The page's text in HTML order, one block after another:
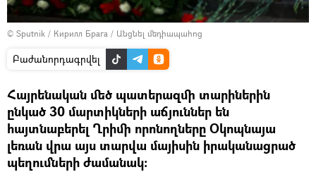
© Sputnik / Кирилл Брага / Անցնել մեդիապահոց
Բաժանորդագրվել
Հայրենական մեծ պատերազմի տարիներին
ընկած 30 մարտիկների աճյուններ են
հայտնաբերել Ղրիմի որոնողները Օկոպնայա
լեռան վրա այս տարվա մայիսին իրականացրած
պեղումների ժամանակ։